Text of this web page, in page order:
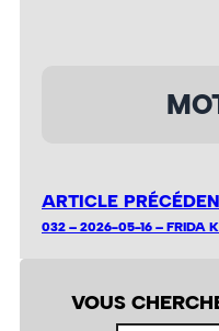
ARTICLE
032 – 2026-05-16 – FRIDA
VOUS